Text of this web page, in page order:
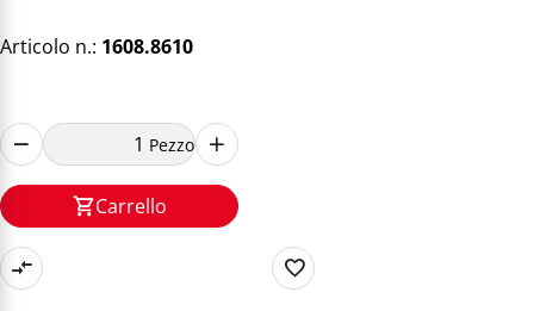
Articolo n.: 1608.8610
Pezzo
Carrello